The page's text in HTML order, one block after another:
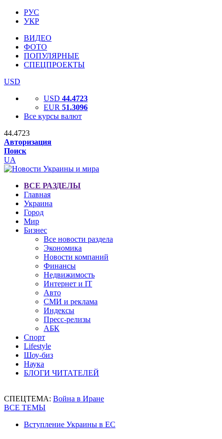
РУС
УКР
ВИДЕО
ФОТО
ПОПУЛЯРНЫЕ
СПЕЦПРОЕКТЫ
USD
USD 44.4723
EUR 51.3096
Все курсы валют
44.4723
Авторизация
Поиск
UA
ВСЕ РАЗДЕЛЫ
Главная
Украина
Город
Мир
Бизнес
Все новости раздела
Экономика
Новости компаний
Финансы
Недвижимость
Интернет и IT
Авто
СМИ и реклама
Индексы
Пресс-релизы
АБК
Спорт
Lifestyle
Шоу-биз
Наука
БЛОГИ ЧИТАТЕЛЕЙ
СПЕЦТЕМА: Война в Иране
ВСЕ ТЕМЫ
Вступление Украины в ЕС